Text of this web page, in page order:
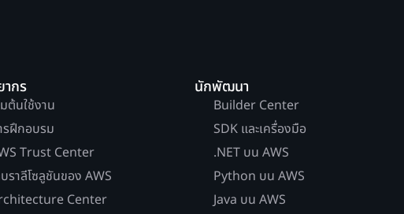
กร
ต้นใช้งาน
รฝึกอบรม
Trust Center
ราลีโซลูชันของ AWS
Center
นักพัฒนา
Builder Center
SDK และเครื่องมือ
.NET บน AWS
Python บน AWS
Java บน AWS